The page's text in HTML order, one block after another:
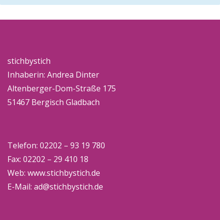
stichbystich
Inhaberin: Andrea Dinter
Altenberger-Dom-Straße 175
51467 Bergisch Gladbach
Telefon: 02202 – 93 19 780
Fax: 02202 – 29 410 18
Web: www.stichbystich.de
E-Mail: ad@stichbystich.de